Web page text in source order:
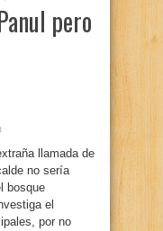
pero
llamada de
no sería
bosque
el
por no